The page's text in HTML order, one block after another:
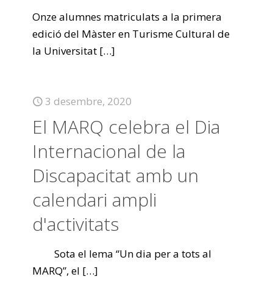
Onze alumnes matriculats a la primera
edició del Màster en Turisme Cultural de
la Universitat […]
3 desembre, 2020
El MARQ celebra el Dia
Internacional de la
Discapacitat amb un
calendari ampli
d'activitats
Sota el lema “Un dia per a tots al
MARQ”, el […]